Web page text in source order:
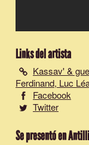
Links del artista
Kassav' &
Ferdinand, Luc
Facebook
Twitter
Se presentó en